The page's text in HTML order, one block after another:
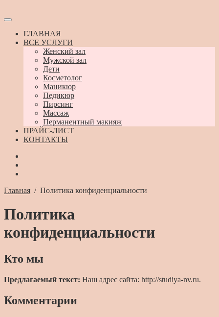
ГЛАВНАЯ
ВСЕ УСЛУГИ
Женский зал
Мужской зал
Дети
Косметолог
Маникюр
Педикюр
Пирсинг
Массаж
Перманентный макияж
ПРАЙС-ЛИСТ
КОНТАКТЫ
Главная / Политика конфиденциальности
Политика
конфиденциальности
Кто мы
Предлагаемый текст: Наш адрес сайта: http://studiya-nv.ru.
Комментарии